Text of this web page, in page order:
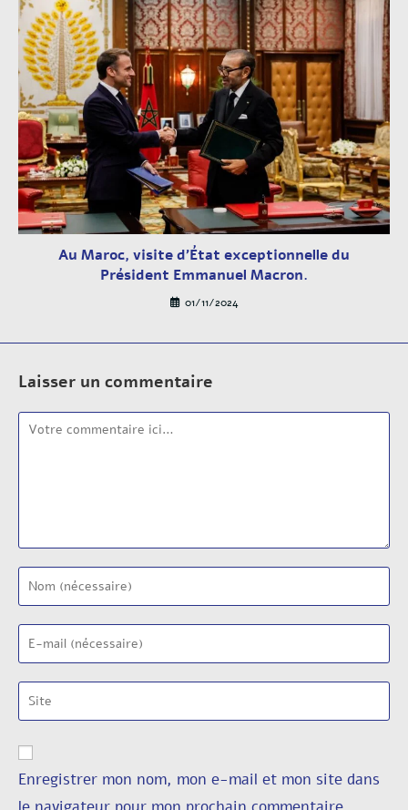
Au Maroc, visite d’État exceptionnelle du
Président Emmanuel Macron.
01/11/2024
Laisser un commentaire
Enregistrer mon nom, mon e-mail et mon site dans